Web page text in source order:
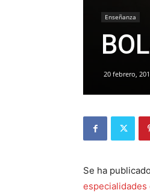
Enseñanza
20 febrero,
Se ha
especialidades